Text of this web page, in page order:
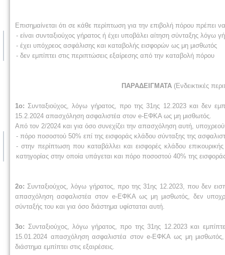
Επισημαίνεται ότι σε κάθε περίπτωση για την επιβολή πόρου
- είναι συνταξιούχος γήρατος ή έχει υποβάλει αίτηση σύνταξης λόγω
- έχει υπόχρεος ασφάλισης και καταβολής εισφορών ως μη μισθωτός
- δεν εμπίπτει στις περιπτώσεις εξαίρεσης από την καταβολή πόρου
ΠΑΡΑΔΕΙΓΜΑΤΑ (Ενδεικτικές
1ο: Συνταξιούχος, λόγω γήρατος, προ της 31ης 12.2023 και δεν
15.2.2024 απασχόληση ασφαλιστέα στον e-ΕΦΚΑ ως μη μισθωτός.
Από τον 2/2024 και για όσο συνεχίζει την απασχόληση αυτή,
- πόρο ποσοστού 50% επί της εισφοράς κλάδου σύνταξης της
- στην περίπτωση που καταβάλλει και εισφορές κλάδου
κατηγορίας στην οποία υπάγεται και πόρο ποσοστού 40% της
2ο: Συνταξιούχος, λόγω γήρατος, προ της 31ης 12.2023, που δεν
απασχόληση ασφαλιστέα στον e-ΕΦΚΑ ως μη μισθωτός, δεν
σύνταξής του και για όσο διάστημα υφίσταται αυτή.
3ο: Συνταξιούχος, λόγω γήρατος, προ της 31ης 12.2023 και
15.01.2024 απασχόληση ασφαλιστέα στον e-ΕΦΚΑ ως μη
διάστημα εμπίπτει στις εξαιρέσεις.